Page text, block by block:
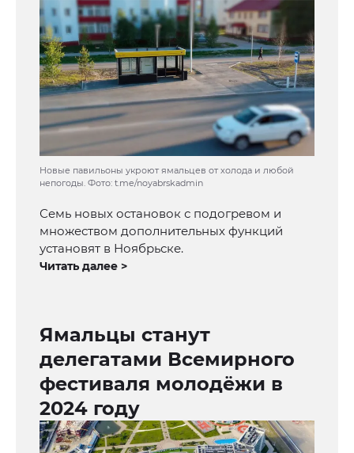
Новые павильоны укроют ямальцев от холода и любой
непогоды. Фото: t.me/noyabrskadmin
Семь новых остановок с подогревом и
множеством дополнительных функций
установят в Ноябрьске.
Читать далее >
Ямальцы станут
делегатами Всемирного
фестиваля молодёжи в
2024 году